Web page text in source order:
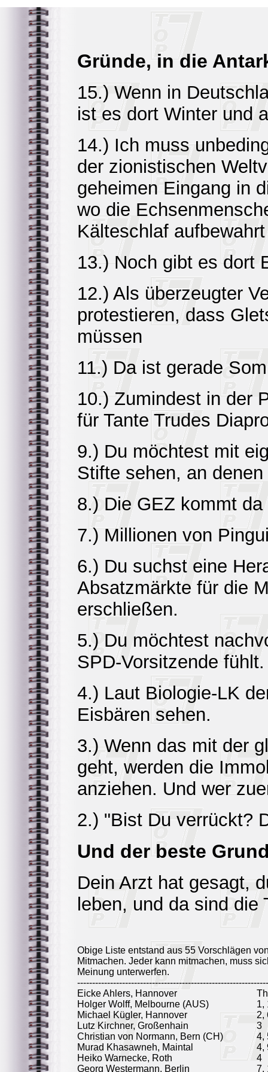
Gründe, in die
15.) Wenn in
ist es dort Winter und
14.) Ich muss
der zionistischen
geheimen Eingang in
wo die
Kälteschlaf
13.) Noch gibt es dort
12.) Als überzeugter
protestieren, dass
müssen
11.) Da ist gerade
10.) Zumindest in der
für Tante Trudes
9.) Du möchtest mit
Stifte sehen, an
8.) Die GEZ kommt
7.) Millionen von
6.) Du suchst eine
Absatzmärkte für die
erschließen.
5.) Du möchtest
SPD-Vorsitzende fühlt.
4.) Laut Biologie-LK
Eisbären sehen.
3.) Wenn das mit der
geht, werden die
anziehen. Und wer
2.) "Bist Du verrückt?
Und der beste
Dein Arzt hat gesagt,
leben, und da sind die
Obige Liste entstand aus 55 Vorschlägen
Mitmachen. Jeder kann mitmachen, muss
Meinung unterwerfen.
Eicke Ahlers, Hannover
Holger Wolff, Melbourne (AUS)
1,
Michael Kügler, Hannover
2,
Lutz Kirchner, Großenhain
3
Christian von Normann, Bern (CH)
4,
Murad Khasawneh, Maintal
4,
Heiko Warnecke, Roth
4
Georg Westermann, Berlin
7,